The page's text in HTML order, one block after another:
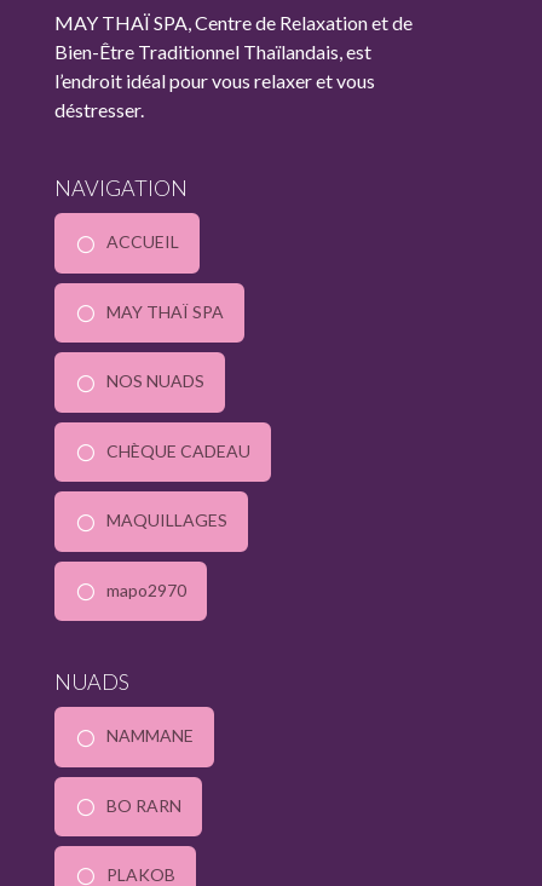
MAY THAÏ SPA, Centre de Relaxation et de
Bien-Être Traditionnel Thaïlandais, est
l’endroit idéal pour vous relaxer et vous
déstresser.
NAVIGATION
ACCUEIL
MAY THAÏ SPA
NOS NUADS
CHÈQUE CADEAU
MAQUILLAGES
mapo2970
NUADS
NAMMANE
BO RARN
PLAKOB